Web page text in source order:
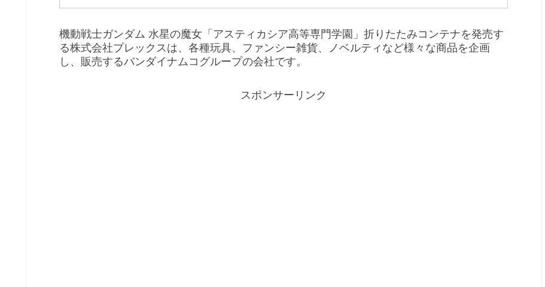
機動戦士ガンダム 水星の魔女「アスティカシア高等専門学園」折りたたみコンテナを発売す
る株式会社プレックスは、各種玩具、ファンシー雑貨、ノベルティなど様々な商品を企画
し、販売するバンダイナムコグループの会社です。
スポンサーリンク